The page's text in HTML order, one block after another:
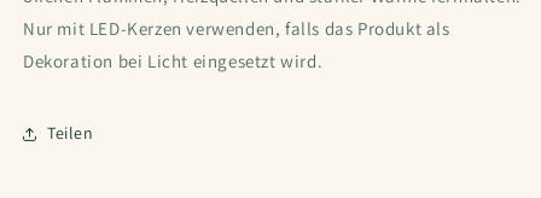
Nur mit LED-Kerzen verwenden, falls das Produkt als
Dekoration bei Licht eingesetzt wird.
Teilen